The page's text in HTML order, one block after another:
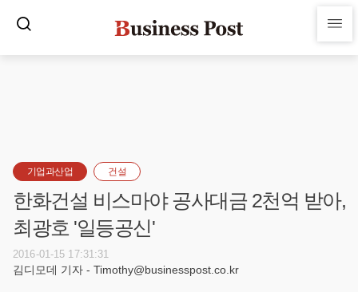
기업과산업 건설
한화건설 비스마야 공사대금 2천억 받아,
최광호 '일등공신'
2016-01-15 17:31:31
김디모데 기자 - Timothy@businesspost.co.kr